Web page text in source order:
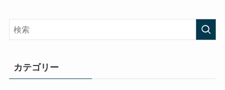
カテゴリー